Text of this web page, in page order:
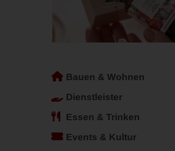
Bauen & Wohnen
Dienstleister
Essen & Trinken
Events & Kultur